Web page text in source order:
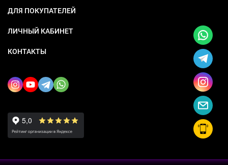
ДЛЯ ПОКУПАТЕЛЕЙ
ЛИЧНЫЙ КАБИНЕТ
КОНТАКТЫ